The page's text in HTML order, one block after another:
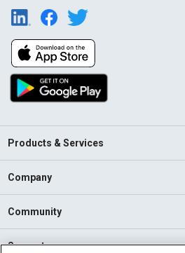
Products & Services
Company
Community
Support